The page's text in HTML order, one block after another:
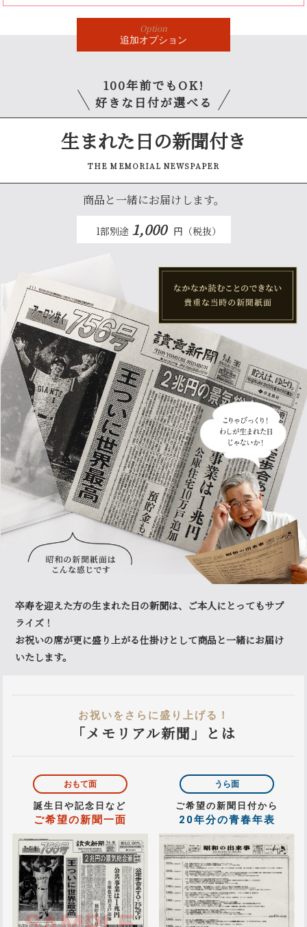
Option
追加オプション
100年前でもOK!
好きな日付が選べる
生まれた日の新聞付き
THE MEMORIAL NEWSPAPER
商品と一緒にお届けします。
1部別途 1,000 円（税抜）
卒寿を迎えた方の生まれた日の新聞は、ご本人にとってもサプ
ライズ！
お祝いの席が更に盛り上がる仕掛けとして商品と一緒にお届け
いたします。
お祝いをさらに盛り上げる！
「メモリアル新聞」とは
おもて面
誕生日や記念日など
ご希望の新聞一面
うら面
ご希望の新聞日付から
20年分の青春年表